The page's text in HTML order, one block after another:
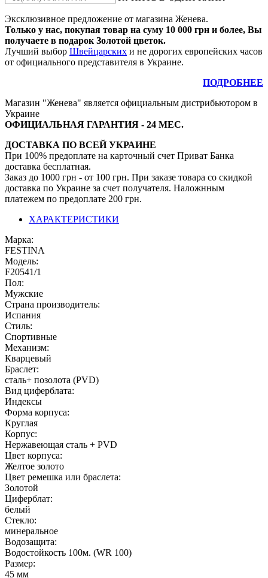
Эксклюзивное предложение от магазина Женева.
Только у нас, покупая товар на суму 10 000 грн и более, Вы
получаете в подарок Золотой цветок.
Лучший выбор Швейцарских и не дорогих европейских часов
от официального представителя в Украине.
ПОДРОБНЕЕ
Магазин "Женева" является официальным дистрибьютором в
Украине
ОФИЦИАЛЬНАЯ ГАРАНТИЯ - 24 МЕС.
ДОСТАВКА ПО ВСЕЙ УКРАИНЕ
При 100% предоплате на карточный счет Приват Банка
доставка бесплатная.
Заказ до 1000 грн - от 100 грн. При заказе товара со скидкой
доставка по Украине за счет получателя. Наложнным
платежем по предоплате 200 грн.
ХАРАКТЕРИСТИКИ
Марка:
FESTINA
Модель:
F20541/1
Пол:
Мужские
Страна производитель:
Испания
Стиль:
Спортивные
Механизм:
Кварцевый
Браслет:
сталь+ позолота (PVD)
Вид циферблата:
Индексы
Форма корпуса:
Круглая
Корпус:
Нержавеющая сталь + PVD
Цвет корпуса:
Желтое золото
Цвет ремешка или браслета:
Золотой
Циферблат:
белый
Стекло:
минеральное
Водозащита:
Водостойкость 100м. (WR 100)
Размер:
45 мм